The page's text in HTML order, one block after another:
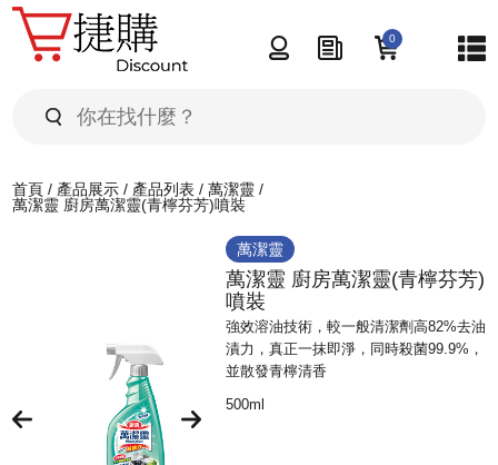
產品展示
品牌選擇
產品推介
特價推介
最新資訊
關於我們
0
首頁 / 產品展示 / 產品列表 / 萬潔靈 /
萬潔靈 廚房萬潔靈(青檸芬芳)噴裝
萬潔靈
萬潔靈 廚房萬潔靈(青檸芬芳)
噴裝
強效溶油技術，較一般清潔劑高82%去油
漬力，真正一抹即淨，同時殺菌99.9%，
並散發青檸清香
500ml